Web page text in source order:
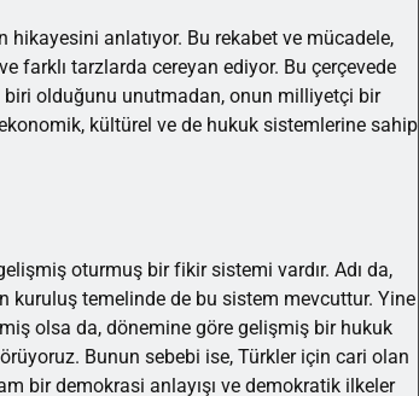
hikayesini anlatıyor. Bu rekabet ve mücadele,
farklı tarzlarda cereyan ediyor. Bu çerçevede
olduğunu unutmadan, onun milliyetçi bir
kültürel ve de hukuk sistemlerine sahip
oturmuş bir fikir sistemi vardır. Adı da,
kuruluş temelinde de bu sistem mevcuttur. Yine
olsa da, dönemine göre gelişmiş bir hukuk
Bunun sebebi ise, Türkler için cari olan
bir demokrasi anlayışı ve demokratik ilkeler